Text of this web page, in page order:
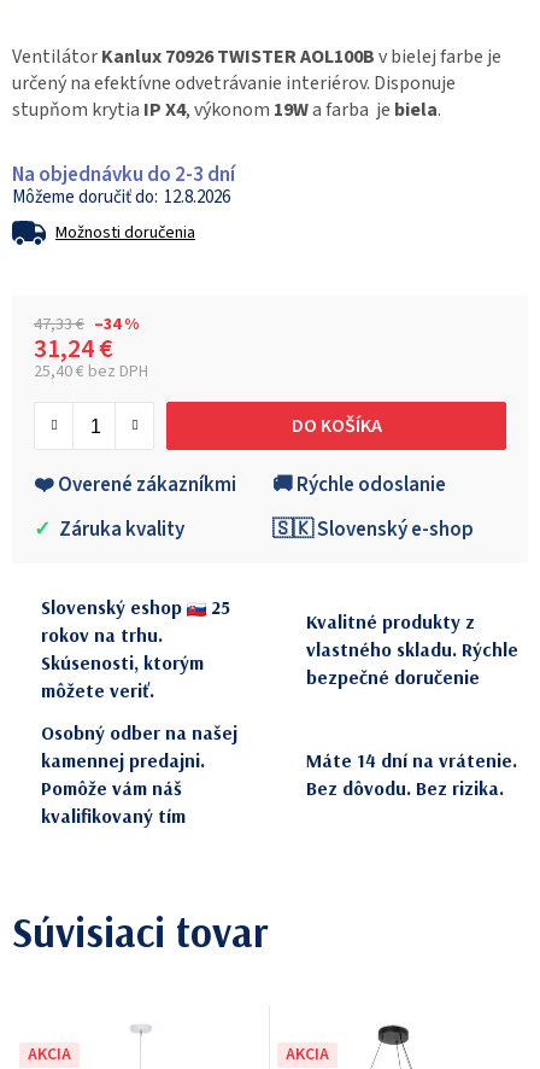
VentilátorKanlux 70926 TWISTER AOL100Bv bielej farbe je
určený na efektívne odvetrávanie interiérov. Disponuje
stupňom krytia IP X4, výkonom 19Wa farba je biela.
Na objednávku do 2-3 dní
12.8.2026
Možnosti doručenia
47,33 € –34 %
31,24 €
25,40 € bez DPH
DO KOŠÍKA
❤️ Overené zákazníkmi
🚚 Rýchle odoslanie
✓ Záruka kvality 🇸🇰 Slovenský e-shop
Slovenský eshop
25
rokov na trhu.
Skúsenosti, ktorým
môžete veriť.
Kvalitné produkty z
vlastného skladu. Rýchle
bezpečné doručenie
Osobný odber na našej
kamennej predajni.
Pomôže vám náš
kvalifikovaný tím
Máte 14 dní na vrátenie.
Bez dôvodu. Bez rizika.
Súvisiaci tovar
AKCIA AKCIA